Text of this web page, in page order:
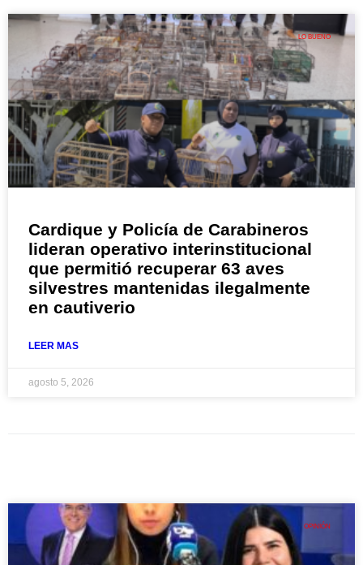
LO BUENO
Cardique y Policía de Carabineros
lideran operativo interinstitucional
que permitió recuperar 63 aves
silvestres mantenidas ilegalmente
en cautiverio
LEER MAS
agosto 5, 2026
OPINIÓN